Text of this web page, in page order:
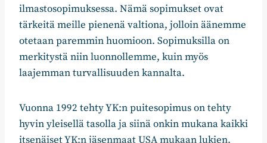
ilmastosopimuksessa. Nämä sopimukset ovat
tärkeitä meille pienenä valtiona, jolloin äänemme
otetaan paremmin huomioon. Sopimuksilla on
merkitystä niin luonnollemme, kuin myös
laajemman turvallisuuden kannalta.
Vuonna 1992 tehty YK:n puitesopimus on tehty
hyvin yleisellä tasolla ja siinä onkin mukana kaikki
itsenäiset YK:n jäsenmaat USA mukaan lukien.